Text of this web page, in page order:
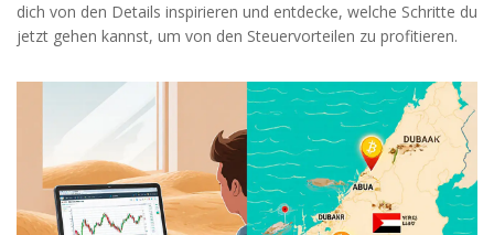
dich von den Details inspirieren und entdecke, welche Schritte du
jetzt gehen kannst, um von den Steuervorteilen zu profitieren.